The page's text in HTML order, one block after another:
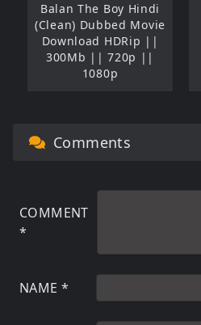
Balan The Boy Hindi
(Clean) Dubbed Movie
Download HDRip ||
300Mb || 720p ||
1080p
Comments
COMMENT
*
NAME *